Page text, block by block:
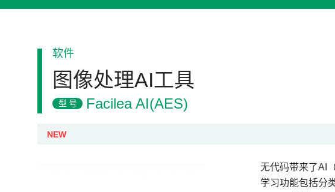
软件
图像处理AI工具
型号 Facilea AI(AES)
NEW
无代码带来了AI
学习功能包括分